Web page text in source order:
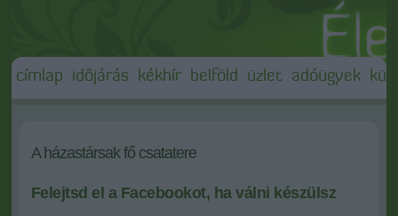
címlap időjárás kékhír belföld üzlet adóügyek
A házastársak fő csatatere
Felejtsd el a Facebookot, ha válni készülsz